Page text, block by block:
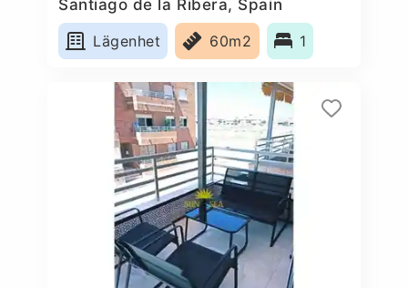
Santiago de la Ribera, Spain
Lägenhet
60m2 1